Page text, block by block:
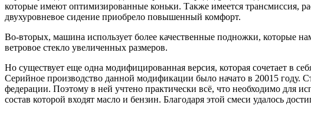
которые имеют оптимизированные коньки. Также имеется трансмиссия,
двухуровневое сидение приобрело повышенный комфорт.
Во-вторых, машина использует более качественные подножки, которые
ветровое стекло увеличенных размеров.
Но существует еще одна модифицированная версия, которая сочетает в
Серийное производство данной модификации было начато в 20015 году.
федерации. Поэтому в ней учтено практически всё, что необходимо для
состав которой входят масло и бензин. Благодаря этой смеси удалось